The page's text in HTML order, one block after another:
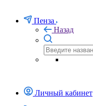
Пенза
Назад
Личный кабинет